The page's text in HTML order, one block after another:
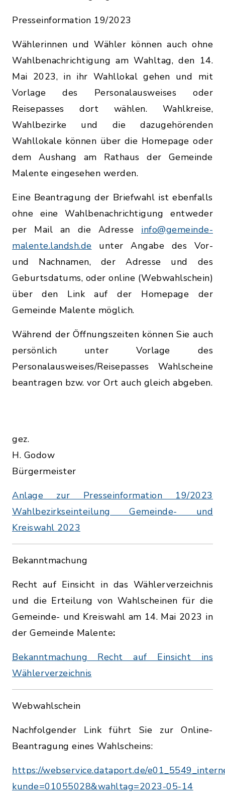
Presseinformation 19/2023
Wählerinnen und Wähler können auch ohne
Wahlbenachrichtigung am Wahltag, den 14.
Mai 2023, in ihr Wahllokal gehen und mit
Vorlage des Personalausweises oder
Reisepasses dort wählen. Wahlkreise,
Wahlbezirke und die dazugehörenden
Wahllokale können über die Homepage oder
dem Aushang am Rathaus der Gemeinde
Malente eingesehen werden.
Eine Beantragung der Briefwahl ist ebenfalls
ohne eine Wahlbenachrichtigung entweder
per Mail an die Adresse info@gemeinde-
malente.landsh.de unter Angabe des Vor-
und Nachnamen, der Adresse und des
Geburtsdatums, oder online (Webwahlschein)
über den Link auf der Homepage der
Gemeinde Malente möglich.
Während der Öffnungszeiten können Sie auch
persönlich unter Vorlage des
Personalausweises/Reisepasses Wahlscheine
beantragen bzw. vor Ort auch gleich abgeben.
gez.
H. Godow
Bürgermeister
Anlage zur Presseinformation 19/2023
Wahlbezirkseinteilung Gemeinde- und
Kreiswahl 2023
Bekanntmachung
Recht auf Einsicht in das Wählerverzeichnis
und die Erteilung von Wahlscheinen für die
Gemeinde- und Kreiswahl am 14. Mai 2023 in
der Gemeinde Malente:
Bekanntmachung Recht auf Einsicht ins
Wählerverzeichnis
Webwahlschein
Nachfolgender Link führt Sie zur Online-
Beantragung eines Wahlscheins:
https://webservice.dataport.de/
kunde=01055028&wahltag=2023-05-14